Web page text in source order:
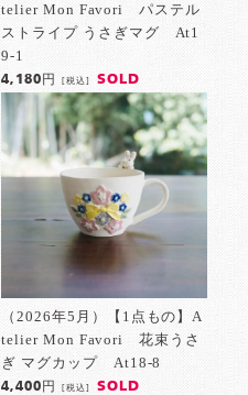
telier Mon Favori パステル
ストライプ うさぎマグ At1
9-1
4,180円 [税込] SOLD
（2026年5月）【1点もの】A
telier Mon Favori 花束うさ
ぎ マグカップ At18-8
4,400円 [税込] SOLD